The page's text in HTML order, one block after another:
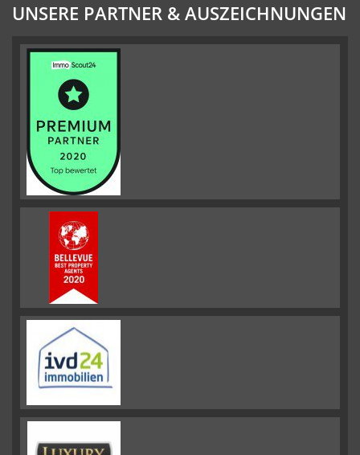
UNSERE PARTNER & AUSZEICHNUNGEN